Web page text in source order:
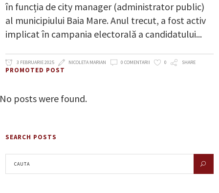
în funcția de city manager (administrator public)
al municipiului Baia Mare. Anul trecut, a fost activ
implicat în campania electorală a candidatului
3 FEBRUARIE 2025 NICOLETA MARIAN 0 COMENTARII 0 SHARE
PROMOTED POST
No posts were found.
SEARCH POSTS